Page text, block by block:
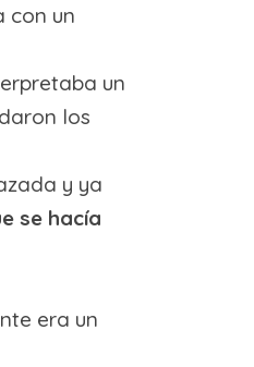
con un
un
los
y ya
se hacía
era un